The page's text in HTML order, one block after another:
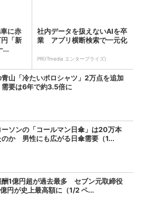
に赤
「新
...
社内データを扱えないAIを卒
業 アプリ横断検索で一元化
PR(ITmedia エンタープライズ)
山「冷たいポロシャツ」2万点を追加
要は6年で約3.5倍に
ーソンの「コールマン日傘」は20万本
のか 男性にも広がる日傘需要（1...
酬1億円超が過去最多 セブン元取締役
円が史上最高額に（1/2 ペ...